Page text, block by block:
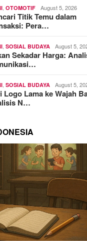
,OTOMOTIF August 5, 2026
Titik Temu dalam
Pera…
,SOSIAL BUDAYA August 5,
Sekadar Harga:
,SOSIAL BUDAYA August 5,
Logo Lama ke Wajah
N…